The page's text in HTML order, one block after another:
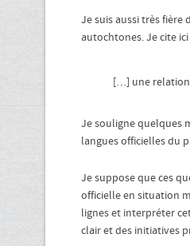
Je suis aussi très
autochtones. Je cite
[…] une relation
Je souligne quelques
langues officielles du
Je suppose que ces
officielle en situation
lignes et interpréter
clair et des initiatives